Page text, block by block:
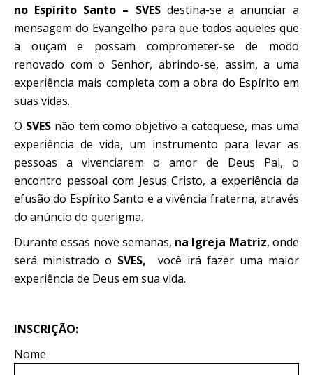
no Espírito Santo – SVESdestina-se a anunciar a
mensagem do Evangelho para que todos aqueles que
a ouçam e possam comprometer-se de modo
renovado com o Senhor, abrindo-se, assim, a uma
experiência mais completa com a obra do Espírito em
suas vidas.
O SVES não tem como objetivo a catequese, mas uma
experiência de vida, um instrumento para levar as
pessoas a vivenciarem o amor de Deus Pai, o
encontro pessoal com Jesus Cristo, a experiência da
efusão do Espírito Santo e a vivência fraterna, através
do anúncio do querigma.
Durante essas nove semanas, na Igreja Matriz, onde
será ministrado o SVES,
você irá fazer uma maior
experiência de Deus em sua vida.
INSCRIÇÃO:
Nome